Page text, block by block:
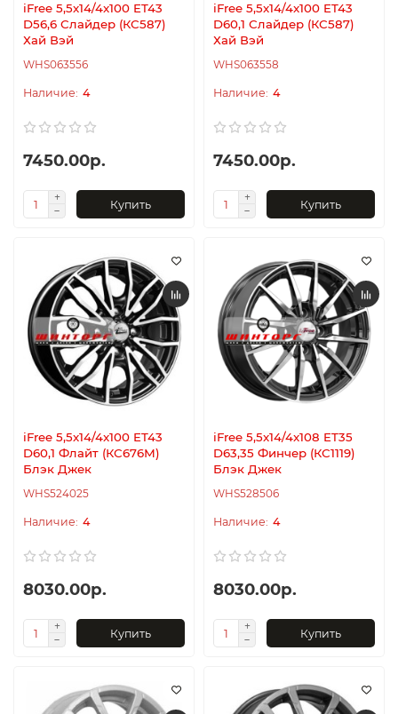
iFree 5,5x14/4x100 ET43
D56,6 Слайдер (КС587)
Хай Вэй
WHS063556
4
7450.00р.
Купить
iFree 5,5x14/4x100 ET43
D60,1 Слайдер (КС587)
Хай Вэй
WHS063558
4
7450.00р.
Купить
iFree 5,5x14/4x100 ET43
D60,1 Флайт (КС676М)
Блэк Джек
WHS524025
4
8030.00р.
Купить
iFree 5,5x14/4x108 ET35
D63,35 Финчер (КС1119)
Блэк Джек
WHS528506
4
8030.00р.
Купить